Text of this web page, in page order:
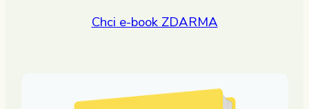
Chci e-book ZDARMA